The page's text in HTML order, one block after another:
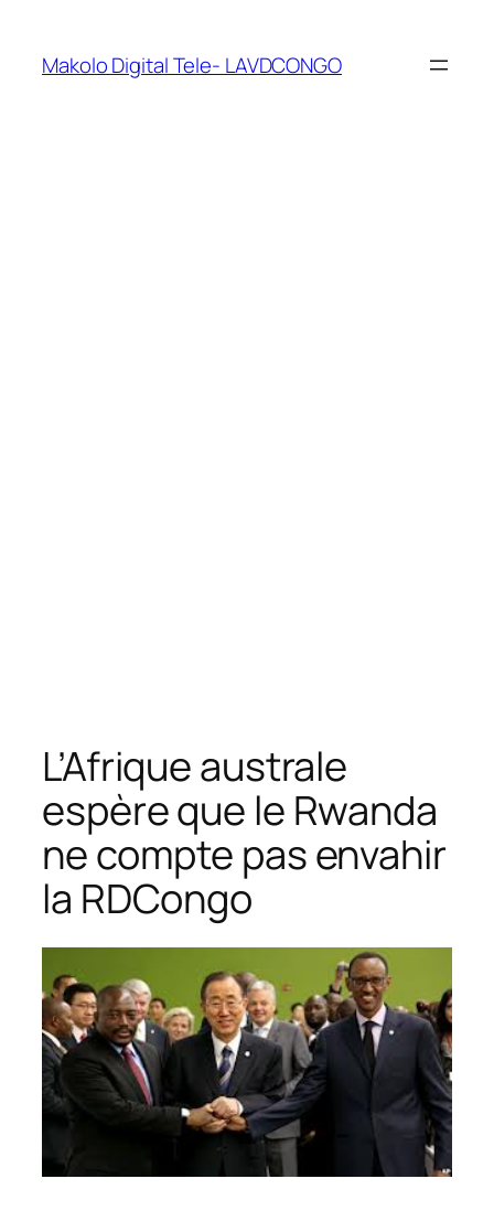
Makolo Digital Tele- LAVDCONGO
L’Afrique australe
espère que le Rwanda
ne compte pas envahir
la RDCongo